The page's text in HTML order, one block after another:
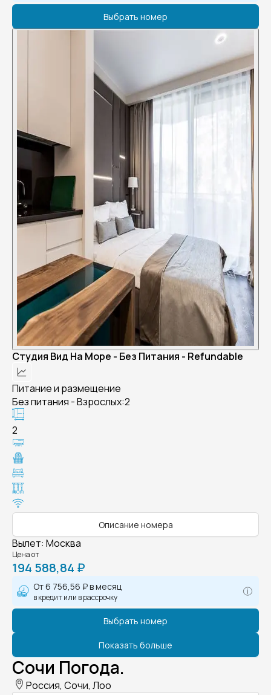
Выбрать номер
Студия Вид На Море - Без Питания - Refundable
Питание и размещение
Без питания - Взрослых:2
2
Описание номера
Вылет: Москва
Цена от
194 588,84 ₽
От6 756,56 ₽в месяц
в кредит или в рассрочку
Выбрать номер
Показать больше
Сочи Погода.
Россия, Сочи, Лоо